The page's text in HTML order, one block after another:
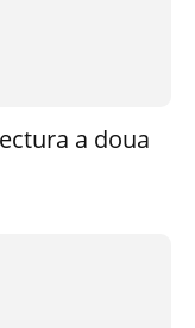
a doua